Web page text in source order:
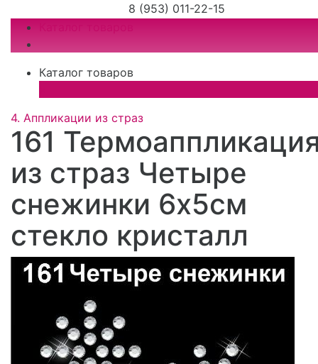
8 (953) 011-22-15
Каталог товаров
4. Аппликации из страз
161
из страз Четыре
снежинки 6х5см
стекло кристалл